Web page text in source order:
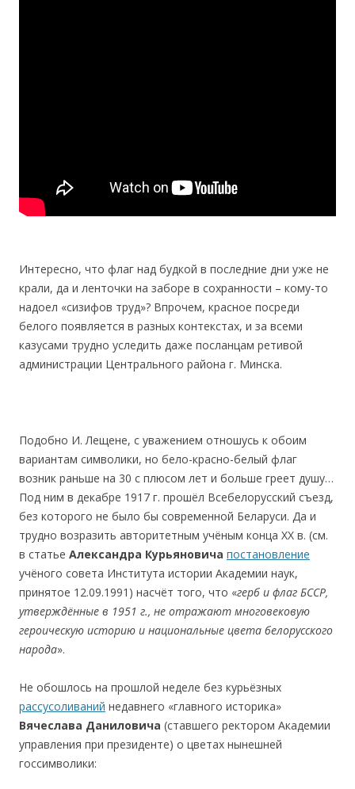
Интересно, что флаг над будкой в последние дни уже не
крали, да и ленточки на заборе в сохранности – кому-то
надоел «сизифов труд»? Впрочем, красное посреди
белого появляется в разных контекстах, и за всеми
казусами трудно уследить даже посланцам ретивой
администрации Центрального района г. Минска.
Подобно И. Лещене, с уважением отношусь к обоим
вариантам символики, но бело-красно-белый флаг
возник раньше на 30 с плюсом лет и больше греет душу…
Под ним в декабре 1917 г. прошёл Всебелорусский съезд,
без которого не было бы современной Беларуси. Да и
трудно возразить авторитетным учёным конца ХХ в. (см.
в статье Александра Курьяновича постановление
учёного совета Института истории Академии наук,
принятое 12.09.1991) насчёт того, что «герб и флаг БССР,
утверждённые в 1951 г., не отражают многовековую
героическую историю и национальные цвета белорусского
народа».
Не обошлось на прошлой неделе без курьёзных
рассусоливаний недавнего «главного историка»
Вячеслава Даниловича (ставшего ректором Академии
управления при президенте) о цветах нынешней
госсимволики: